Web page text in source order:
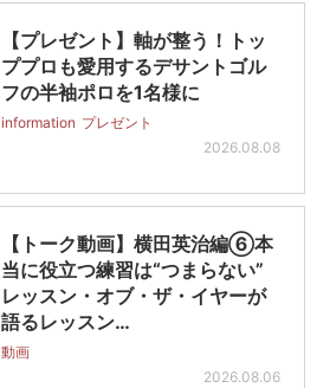
【プレゼント】軸が整う！トッ
ププロも愛用するデサントゴル
フの半袖ポロを1名様に
information プレゼント
2026.08.08
【トーク動画】横田英治編⑥本
当に役立つ練習は“つまらない”
レッスン・オブ・ザ・イヤーが
語るレッスン…
動画
2026.08.06